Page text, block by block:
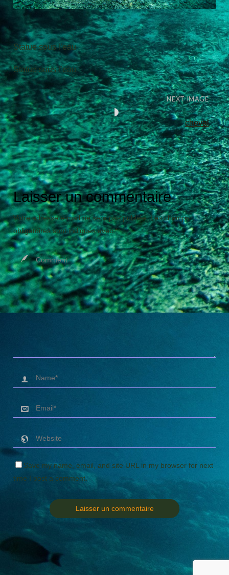
Statue sous l’eau
Statue sous l’eau
NEXT IMAGE
cheval
Laisser un commentaire
Votre adresse e-mail ne sera pas publiée. Les champs
obligatoires sont indiqués avec*
Save my name, email, and site URL in my browser for next
time I post a comment.